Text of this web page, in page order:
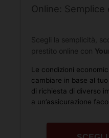
Online: Semplice
Scegli la semplicità,
prestito online con
Le condizioni
cambiare in base al tuo
di richiesta di diverso
a un’assicurazione